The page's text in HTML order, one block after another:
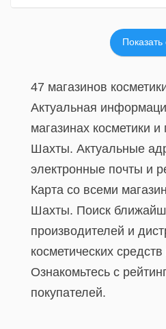
47 магазинов
Актуальная
магазинах косметики
Шахты. Актуальные
электронные почты и
Карта со всеми
Шахты. Поиск
производителей и
косметических
Ознакомьтесь с
покупателей.